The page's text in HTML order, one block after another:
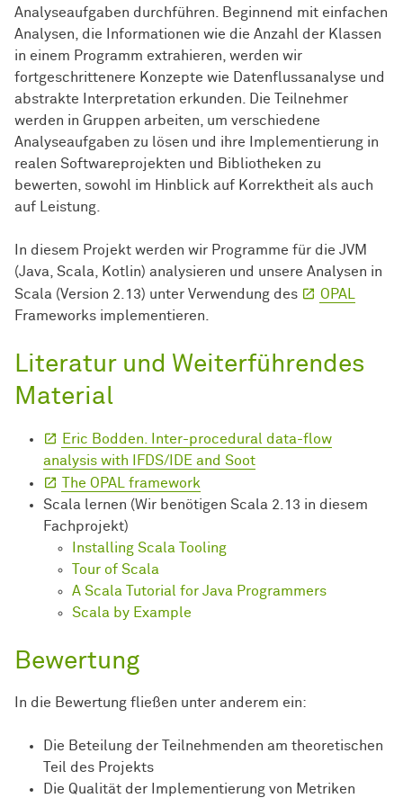
Analyseaufgaben durchführen. Beginnend mit einfachen
Analysen, die Informationen wie die Anzahl der Klassen
in einem Programm extrahieren, werden wir
fortgeschrittenere Konzepte wie Datenflussanalyse und
abstrakte Interpretation erkunden. Die Teilnehmer
werden in Gruppen arbeiten, um verschiedene
Analyseaufgaben zu lösen und ihre Implementierung in
realen Softwareprojekten und Bibliotheken zu
bewerten, sowohl im Hinblick auf Korrektheit als auch
auf Leistung.
In diesem Projekt werden wir Programme für die JVM
(Java, Scala, Kotlin) analysieren und unsere Analysen in
Scala (Version 2.13) unter Verwendung des
OPAL
Frameworks implementieren.
Literatur und Weiterführendes
Material
Eric Bodden. Inter-procedural data-flow
analysis with IFDS/IDE and Soot
The OPAL framework
Scala lernen (Wir benötigen Scala 2.13 in diesem
Fachprojekt)
Installing Scala Tooling
Tour of Scala
A Scala Tutorial for Java Programmers
Scala by Example
Bewertung
In die Bewertung fließen unter anderem ein:
Die Beteilung der Teilnehmenden am theoretischen
Teil des Projekts
Die Qualität der Implementierung von Metriken